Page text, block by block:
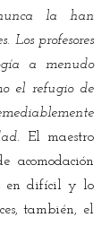
la han
Los profesores
a menudo
el refugio de
. El maestro
acomodación
en difícil y lo
también, el